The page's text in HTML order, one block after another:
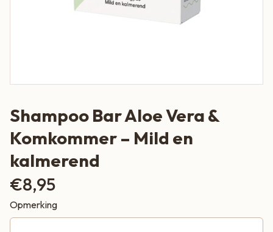
Shampoo Bar Aloe Vera &
Komkommer – Mild en
kalmerend
€8,95
Opmerking